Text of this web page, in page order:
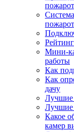
Мини-
работы
Как
Как
дачу
Лучшие
Лучшие
Какое
камер